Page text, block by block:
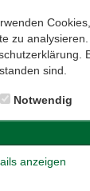
zu
sind.
Notwendig
anzeigen
Dr.